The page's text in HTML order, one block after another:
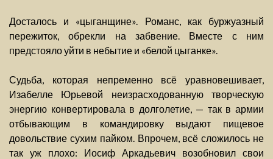
Досталось и «цыганщине». Романс, как буржуазный
пережиток, обрекли на забвение. Вместе с ним
предстояло уйти в небытие и «белой цыганке».
Судьба, которая непременно всё уравновешивает,
Изабелле Юрьевой неизрасходованную творческую
энергию конвертировала в долголетие, — так в армии
отбывающим в командировку выдают пищевое
довольствие сухим пайком. Впрочем, всё сложилось не
так уж плохо: Иосиф Аркадьевич возобновил свои